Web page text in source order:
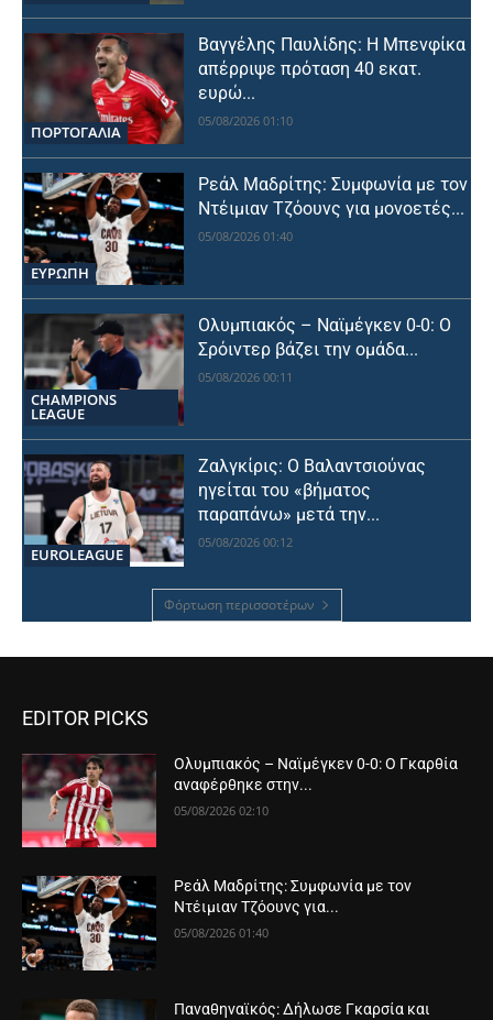
ΠΟΡΤΟΓΑΛΙΑ
Βαγγέλης Παυλίδης: Η Μπενφίκα
απέρριψε πρόταση 40 εκατ.
ευρώ...
05/08/2026 01:10
ΕΥΡΩΠΗ
Ρεάλ Μαδρίτης: Συμφωνία με τον
Ντέιμιαν Τζόουνς για μονοετές...
05/08/2026 01:40
CHAMPIONS
LEAGUE
Ολυμπιακός – Ναϊμέγκεν 0-0: Ο
Σρόιντερ βάζει την ομάδα...
05/08/2026 00:11
EUROLEAGUE
Ζαλγκίρις: Ο Βαλαντσιούνας
ηγείται του «βήματος
παραπάνω» μετά την...
05/08/2026 00:12
Φόρτωση περισσοτέρων
EDITOR PICKS
Ολυμπιακός – Ναϊμέγκεν 0-0: Ο Γκαρθία
αναφέρθηκε στην...
05/08/2026 02:10
Ρεάλ Μαδρίτης: Συμφωνία με τον
Ντέιμιαν Τζόουνς για...
05/08/2026 01:40
Παναθηναϊκός: Δήλωσε Γκαρσία και